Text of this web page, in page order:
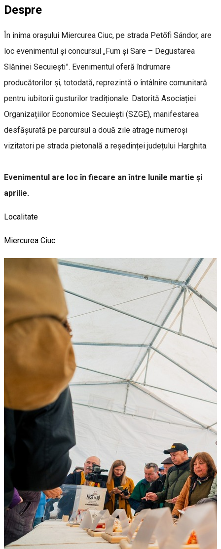
Despre
În inima orașului Miercurea Ciuc, pe strada Petőfi Sándor, are
loc evenimentul și concursul „Fum și Sare – Degustarea
Slăninei Secuiești”. Evenimentul oferă îndrumare
producătorilor și, totodată, reprezintă o întâlnire comunitară
pentru iubitorii gusturilor tradiționale. Datorită Asociației
Organizațiilor Economice Secuiești (SZGE), manifestarea
desfășurată pe parcursul a două zile atrage numeroși
vizitatori pe strada pietonală a reședinței județului Harghita.
Evenimentul are loc în fiecare an între lunile martie și
aprilie.
Localitate
Miercurea Ciuc